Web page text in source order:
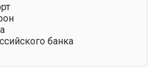
банка